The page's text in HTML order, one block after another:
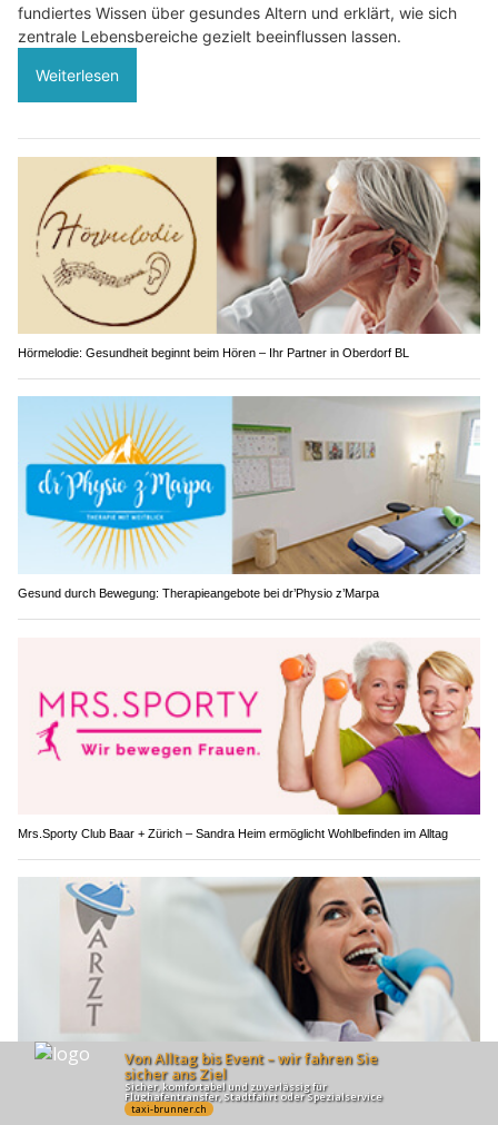
fundiertes Wissen über gesundes Altern und erklärt, wie sich
zentrale Lebensbereiche gezielt beeinflussen lassen.
Weiterlesen
Hörmelodie: Gesundheit beginnt beim Hören – Ihr Partner in Oberdorf BL
Gesund durch Bewegung: Therapieangebote bei dr’Physio z’Marpa
Mrs.Sporty Club Baar + Zürich – Sandra Heim ermöglicht Wohlbefinden im Alltag
Amina Dental Lounge Zahnarztpraxis: Zahnbehandlung für Kinder und Erwachsene